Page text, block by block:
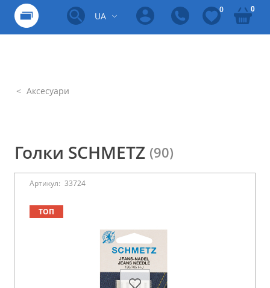
UA
0 0
Аксесуари
Голки SCHMETZ (90)
Артикул: 33724
ТОП